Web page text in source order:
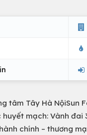
tâm Tây Hà NộiSun
mạch: Vành đai
chính – thương